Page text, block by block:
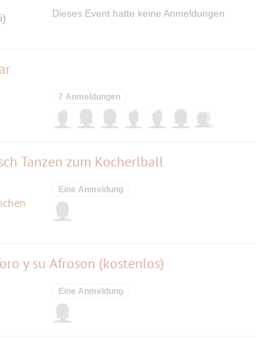
Dieses Event hatte keine Anmeldungen
7 Anmeldungen
Tanzen zum Kocherlball
Eine Anmeldung
y su Afroson (kostenlos)
Eine Anmeldung